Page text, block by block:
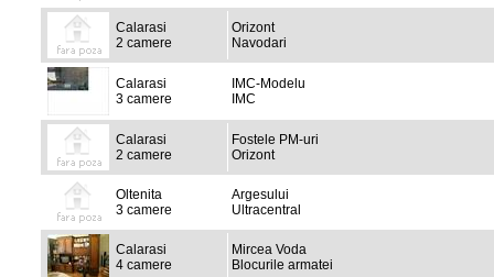
Calarasi
2 camere
Orizont
Navodari
Calarasi
3 camere
IMC-Modelu
IMC
Calarasi
2 camere
Fostele PM-uri
Orizont
Oltenita
3 camere
Argesului
Ultracentral
Calarasi
4 camere
Mircea Voda
Blocurile armatei